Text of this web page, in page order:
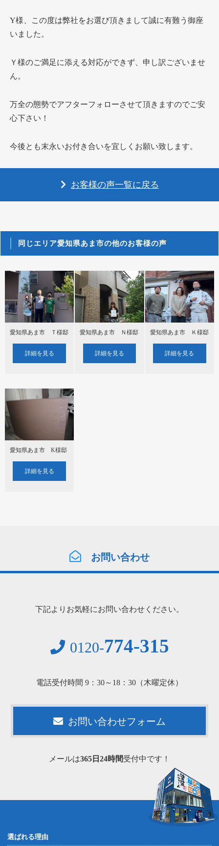
Y様、この度は弊社をお選び頂きまして誠に有難う御座
いました。
Ｙ様のご満足に添える対応ができず、申し訳ございませ
ん。
万全の態勢でアフターフォローさせて頂きますのでご安
心下さい！
今後とも末永いお付き合いを宜しくお願い致します。
お客様の声一覧に戻る
同じエリア愛知県あま市の他のお客様の声
愛知県あま市 Ｔ様邸
詳細を見る
愛知県あま市 Ｎ様邸
詳細を見る
愛知県あま市 Ｋ様邸
詳細を見る
愛知県あま市 K様邸
詳細を見る
お問い合わせ
下記よりお気軽にお問い合わせください。
0120-774-315
電話受付時間 9：30～18：30（木曜定休）
お問い合わせフォーム
メールは365日24時間受付中です！
選ばれる理由